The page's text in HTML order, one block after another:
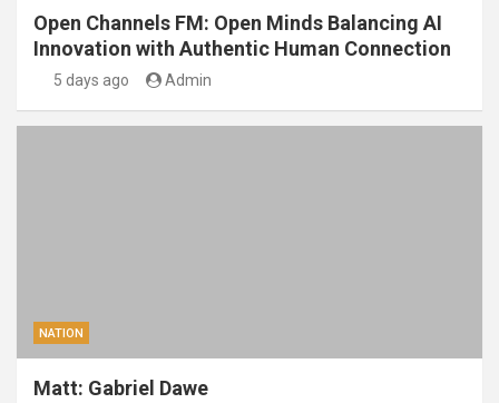
Open Channels FM: Open Minds Balancing AI
Innovation with Authentic Human Connection
5 days ago Admin
NATION
Matt: Gabriel Dawe